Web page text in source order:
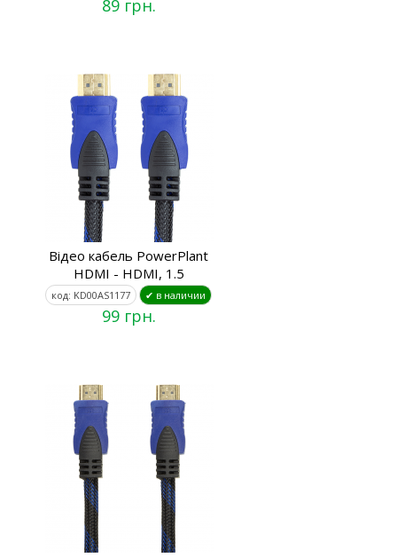
89 грн.
Відео кабель PowerPlant
HDMI - HDMI, 1.5
код: KD00AS1177 ✔ в наличии
99 грн.